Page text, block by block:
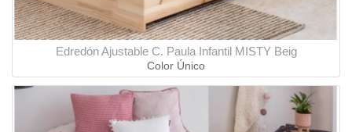
Edredón Ajustable C. Paula Infantil MISTY Beig
Color Único